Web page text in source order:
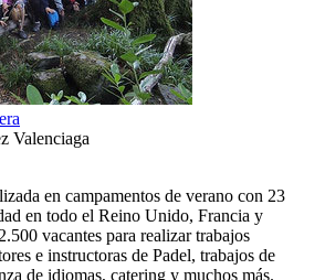
Valenciaga
en campamentos de verano con 23
en todo el Reino Unido, Francia y
vacantes para realizar trabajos
e instructoras de Padel, trabajos de
de idiomas, catering y muchos más.